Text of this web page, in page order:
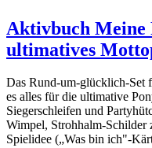
Aktivbuch Meine
ultimatives
Das Rund-um-glücklich-Set
es alles für die ultimative
Siegerschleifen und
Wimpel, Strohhalm-Schilder
Spielidee („Was bin ich"-